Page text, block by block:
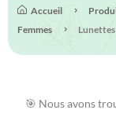
Accueil
Femmes
🎯 Nous avons